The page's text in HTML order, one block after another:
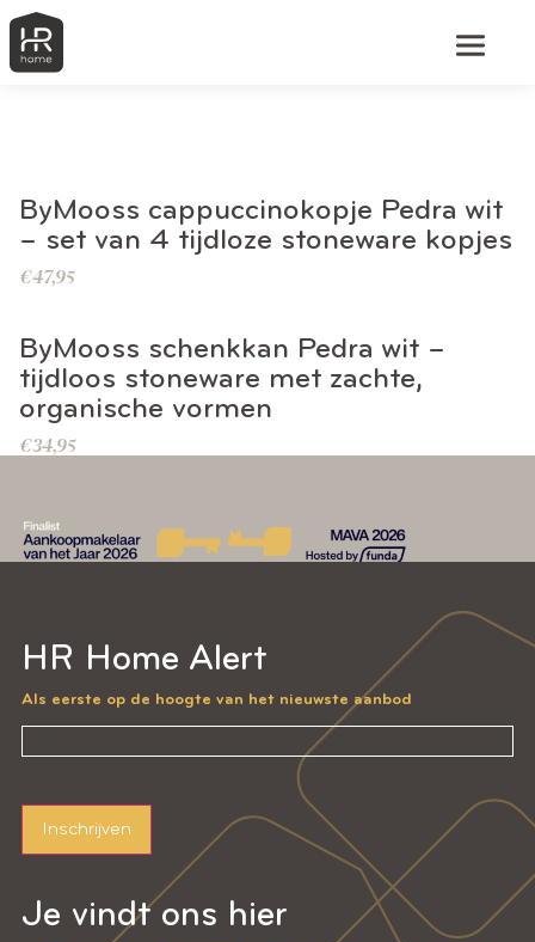
BEKIJK DIT PRODUCT
ByMooss cappuccinokopje Pedra wit
– set van 4 tijdloze stoneware kopjes
€47,95
BEKIJK DIT PRODUCT
ByMooss schenkkan Pedra wit –
tijdloos stoneware met zachte,
organische vormen
€34,95
Je vindt ons hier
HR Home Alert
Als eerste op de hoogte van het nieuwste aanbod
Inschrijven